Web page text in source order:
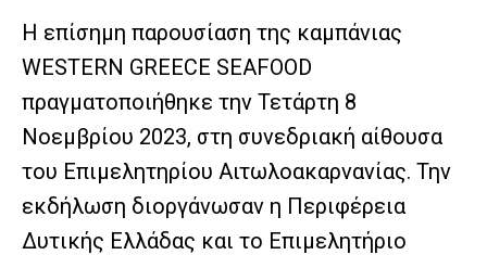
H επίσημη παρουσίαση της καμπάνιας
WESTERN GREECE SEAFOOD
πραγματοποιήθηκε την Τετάρτη 8
Νοεμβρίου 2023, στη συνεδριακή αίθουσα
του Επιμελητηρίου Αιτωλοακαρνανίας. Την
εκδήλωση διοργάνωσαν η Περιφέρεια
Δυτικής Ελλάδας και το Επιμελητήριο